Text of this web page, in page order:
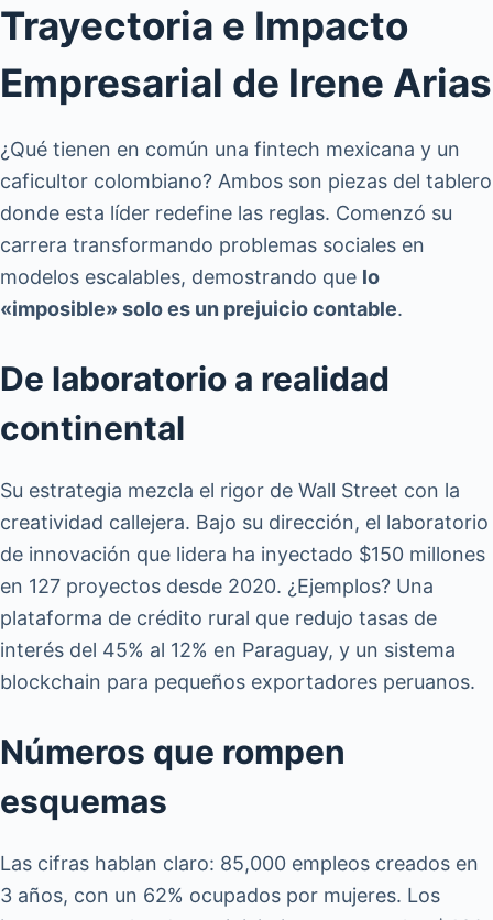
Trayectoria e Impacto
Empresarial de Irene Arias
¿Qué tienen en común una fintech mexicana y un
caficultor colombiano? Ambos son piezas del tablero
donde esta líder redefine las reglas. Comenzó su
carrera transformando problemas sociales en
modelos escalables, demostrando que lo
«imposible» solo es un prejuicio contable.
De laboratorio a realidad
continental
Su estrategia mezcla el rigor de Wall Street con la
creatividad callejera. Bajo su dirección, el laboratorio
de innovación que lidera ha inyectado $150 millones
en 127 proyectos desde 2020. ¿Ejemplos? Una
plataforma de crédito rural que redujo tasas de
interés del 45% al 12% en Paraguay, y un sistema
blockchain para pequeños exportadores peruanos.
Números que rompen
esquemas
Las cifras hablan claro: 85,000 empleos creados en
3 años, con un 62% ocupados por mujeres. Los